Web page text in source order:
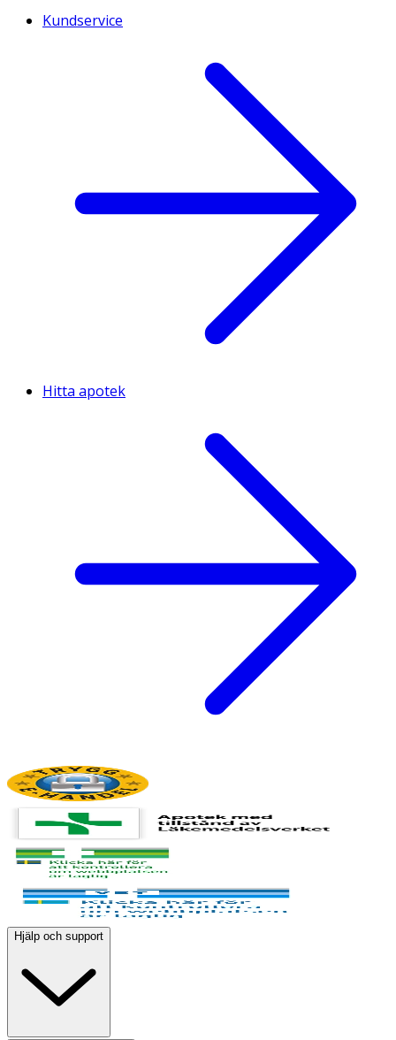
Kundservice
Hitta apotek
Hjälp och support